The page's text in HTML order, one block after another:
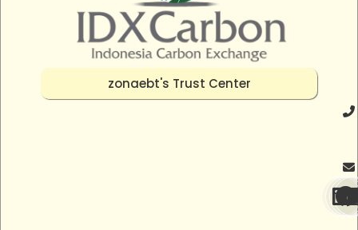
zonaebt's Trust Center